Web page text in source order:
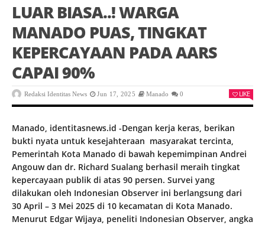
LUAR BIASA..! WARGA
MANADO PUAS, TINGKAT
KEPERCAYAAN PADA AARS
CAPAI 90%
Redaksi Identitas News Jun 17, 2025 Manado 0 LIKE
Manado, identitasnews.id -Dengan kerja keras, berikan
bukti nyata untuk kesejahteraan masyarakat tercinta,
Pemerintah Kota Manado di bawah kepemimpinan Andrei
Angouw dan dr. Richard Sualang berhasil meraih tingkat
kepercayaan publik di atas 90 persen. Survei yang
dilakukan oleh Indonesian Observer ini berlangsung dari
30 April – 3 Mei 2025 di 10 kecamatan di Kota Manado.
Menurut Edgar Wijaya, peneliti Indonesian Observer, angka